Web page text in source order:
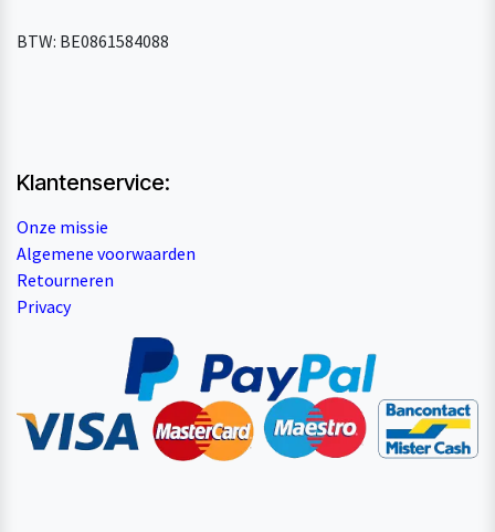
BTW: BE0861584088
Klantenservice:
Onze missie
Algemene voorwaarden
Retourneren
Privacy